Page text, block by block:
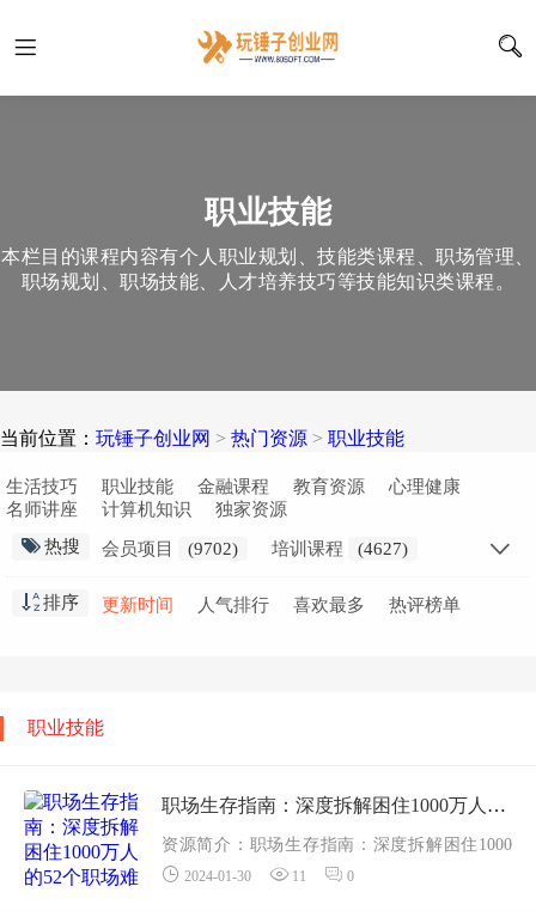
职业技能
本栏目的课程内容有个人职业规划、技能类课程、职场管理、
职场规划、职场技能、人才培养技巧等技能知识类课程。
当前位置： 玩锤子创业网 > 热门资源 > 职业技能
生活技巧 职业技能 金融课程 教育资源
心理健康
名师讲座
计算机知识
独家资源
热搜
会员项目 (9702) 培训课程
(4627)
职业技能
(1871) 高中课程
(1636)
视频教学
排序 更新时间 人气排行 喜欢最多 热评榜单
职业技能
职场生存指南：深度拆解困住1000万人的52个职场难题
资源简介：职场生存指南：深度拆解困住1000
万人的52个职场难题——更多资源,课程更新在
2024-01-30 11 0